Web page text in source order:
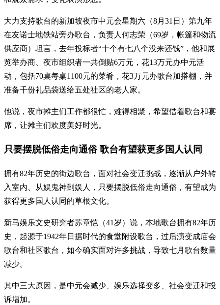
大力支持歌台的新加坡夜市中元会星期六（8月31日）第九年
在友诺士地铁站旁办歌台，负责人何志荣（69岁，帐篷和物流
供应商）坦言，去年投标者“十个有七八个没来还钱”，他和展
览举办商、夜市组织者一共倒贴6万元，花13万元办中元活
动，包括70桌每桌1100元的菜肴，花3万元办歌台加搭棚，并
准备千份礼品袋送给五处社区的老人家。
他说，夜市摊主们工作都很忙，难得相聚，希望借着歌台和宴
席，让摊主们欢度美好时光。
只要摆脱低俗走向通俗 歌台有望获更多国人认同
拥有82年历史的街边歌台，面对社会变迁挑战，逐渐从户外转
入室内、从娱鬼神到娱人，只要摆脱低俗走向通俗，有望成为
获得更多国人认同的草根文化。
新马娱乐文史研究者苏章恺（41岁）说，本地歌台拥有82年历
史，起源于1942年日据时代的食堂附设歌台，过后演变成庙会
歌台和社区歌台，如今确实面对许多挑战，导致七月歌台数量
减少。
其中三大原因，是中元会减少、娱乐选择变多、社会变迁和投
诉增加。